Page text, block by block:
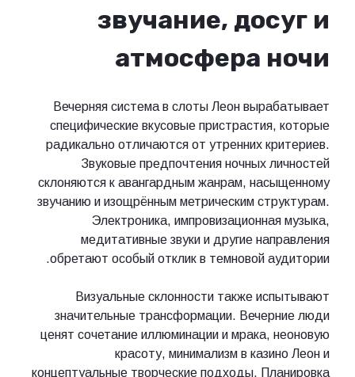
звучание, досуг и
атмосфера ночи
Вечерняя система в слоты Леон вырабатывает
специфические вкусовые пристрастия, которые
радикально отличаются от утренних критериев.
Звуковые предпочтения ночных личностей
склоняются к авангардным жанрам, насыщенному
звучанию и изощрённым метрическим структурам.
Электроника, импровизационная музыка,
медитативные звуки и другие направления
обретают особый отклик в темновой аудитории.
Визуальные склонности также испытывают
значительные трансформации. Вечерние люди
ценят сочетание иллюминации и мрака, неоновую
красоту, минимализм в казино Леон и
концептуальные творческие подходы. Планировка